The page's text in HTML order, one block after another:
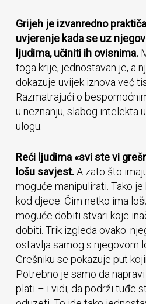
Grijeh je izvanredno
uvjerenje kada se uz
ljudima, učiniti ih ovisnima.
toga krije, jednostavan je, a
dokazuje uvijek iznova već
Razmatrajući o
u neznanju, slabog intelekta
ulogu.
Reći ljudima «svi ste vi
lošu savjest.A zato što
moguće manipulirati. Tako
kod djece. Čim netko ima
moguće dobiti stvari koje
dobiti. Trik izgleda ovako:
ostavlja samog s njegovom
Grešniku se pokazuje put
Potrebno je samo da
plati – i vidi, da podrži tuđe